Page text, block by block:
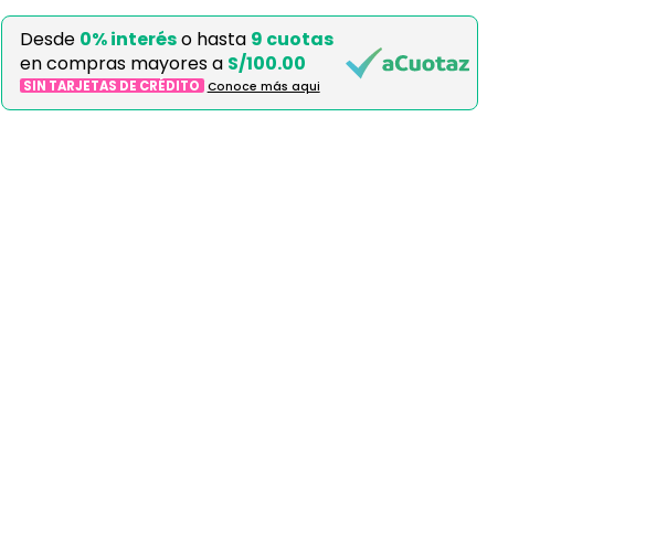
Desde 0% interéso hasta 9 cuotas
en compras mayores a S/100.00
SIN TARJETAS DE CRÉDITO Conoce más aqui